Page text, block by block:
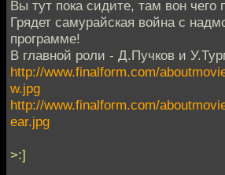
Вы тут пока сидите, там вон чего
Грядет самурайская война с
программе!
В главной роли - Д.Пучков и
http://www.finalform.com/
w.jpg
http://www.finalform.com/
ear.jpg
>:]